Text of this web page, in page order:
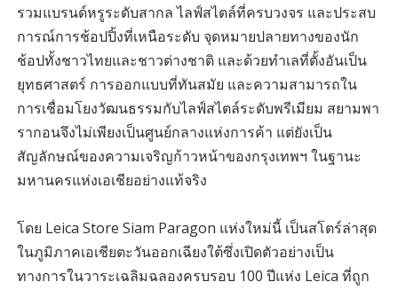
รวมแบรนด์หรูระดับสากล ไลฟ์สไตล์ที่ครบวงจร และประสบ
การณ์การช้อปปิ้งที่เหนือระดับ จุดหมายปลายทางของนัก
ช้อปทั้งชาวไทยและชาวต่างชาติ และด้วยทำเลที่ตั้งอันเป็น
ยุทธศาสตร์ การออกแบบที่ทันสมัย และความสามารถใน
การเชื่อมโยงวัฒนธรรมกับไลฟ์สไตล์ระดับพรีเมียม สยามพา
รากอนจึงไม่เพียงเป็นศูนย์กลางแห่งการค้า แต่ยังเป็น
สัญลักษณ์ของความเจริญก้าวหน้าของกรุงเทพฯ ในฐานะ
มหานครแห่งเอเชียอย่างแท้จริง
โดย Leica Store Siam Paragon แห่งใหม่นี้ เป็นสโตร์ล่าสุด
ในภูมิภาคเอเชียตะวันออกเฉียงใต้ซึ่งเปิดตัวอย่างเป็น
ทางการในวาระเฉลิมฉลองครบรอบ 100 ปีแห่ง Leica ที่ถูก